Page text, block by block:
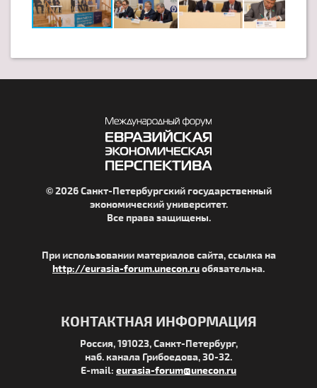
© 2026 Санкт-Петербургский государственный
экономический университет.
Все права защищены.
При использовании материалов сайта, ссылка на
http://eurasia-forum.unecon.ruобязательна.
КОНТАКТНАЯ ИНФОРМАЦИЯ
Россия, 191023, Санкт-Петербург,
наб. канала Грибоедова, 30-32.
E-mail: eurasia-forum@unecon.ru